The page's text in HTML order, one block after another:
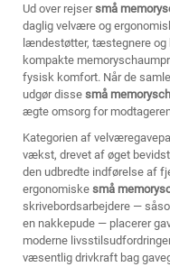
Ud over rejsersmå
daglig velvære og
lændestøtter, tæstegnere
kompakte
fysisk komfort. Når de
udgør disse små
ægte omsorg for
Kategorien af
vækst, drevet af øget
den udbredte indførelse af
ergonomiske små
skrivebordsarbejdere —
en nakkepude — placerer
moderne
væsentlig drivkraft bag